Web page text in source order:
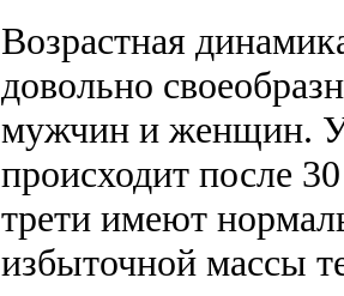
Возрастная
довольно
мужчин и женщин.
происходит после
трети имеют
избыточной массы